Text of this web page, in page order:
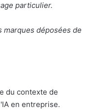
particulier.
marques déposées de
du contexte de
en entreprise.